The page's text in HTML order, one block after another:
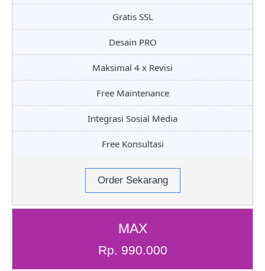
Gratis SSL
Desain PRO
Maksimal 4 x Revisi
Free Maintenance
Integrasi Sosial Media
Free Konsultasi
Order Sekarang
MAX
Rp. 990.000